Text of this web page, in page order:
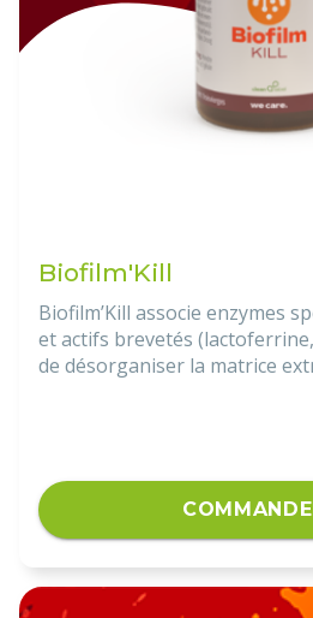
Biofilm'Kill
Biofilm’Kill associe enzymes
et actifs brevetés
de désorganiser la matrice